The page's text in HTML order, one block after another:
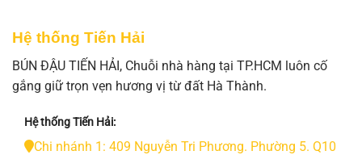
Hệ thống Tiến Hải
BÚN ĐẬU TIẾN HẢI, Chuỗi nhà hàng tại TP.HCM luôn cố
gắng giữ trọn vẹn hương vị từ đất Hà Thành.
Hệ thống Tiến Hải:
Chi nhánh 1: 409 Nguyễn Tri Phương. Phường 5. Q10